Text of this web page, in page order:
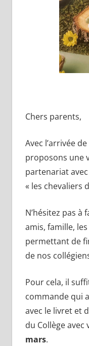
Chers parents,
Avec l’arrivée
proposons une
partenariat
« les chevaliers
N’hésitez pas à
amis, famille,
permettant de
de nos
Pour cela, il
commande qui
avec le livret et
du Collège
mars.